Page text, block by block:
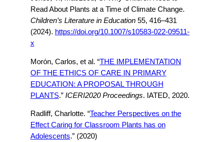
Read About Plants at a Time of Climate Change.
Children’s Literature in Education55, 416–431
(2024). https://doi.org/10.1007/s10583-022-09511-
x
Morón, Carlos, et al. “THE IMPLEMENTATION
OF THE ETHICS OF CARE IN PRIMARY
EDUCATION: A PROPOSAL THROUGH
PLANTS.” ICERI2020 Proceedings. IATED, 2020.
Radliff, Charlotte. “Teacher Perspectives on the
Effect Caring for Classroom Plants has on
Adolescents.” (2020)